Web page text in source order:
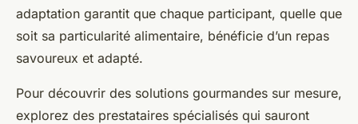
adaptation garantit que chaque participant, quelle que
soit sa particularité alimentaire, bénéficie d’un repas
savoureux et adapté.
Pour découvrir des solutions gourmandes sur mesure,
explorez des prestataires spécialisés qui sauront